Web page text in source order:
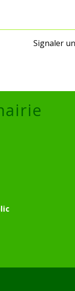
Signaler